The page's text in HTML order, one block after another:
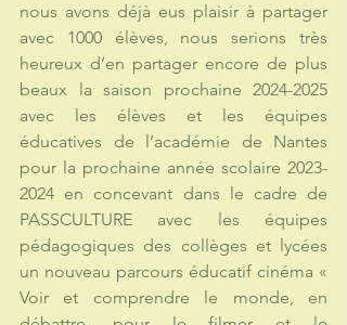
nous avons déjà eus plaisir à partager
avec 1000 élèves, nous serions très
heureux d’en partager encore de plus
beaux la saison prochaine 2024-2025
avec les élèves et les équipes
éducatives de l’académie de Nantes
pour la prochaine année scolaire 2023-
2024 en concevant dans le cadre de
PASSCULTURE avec les équipes
pédagogiques des collèges et lycées
un nouveau parcours éducatif cinéma «
Voir et comprendre le monde, en